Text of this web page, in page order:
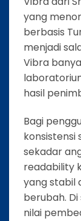
yang
berbasis
menjadi
Vibra
hasil
Bagi
konsistensi
sekadar
readability
yang stabil
berubah. Di
nilai